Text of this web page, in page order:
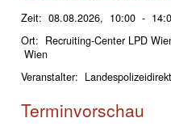
Zeit: 08.08.2026, 10:00 -
Ort: Recruiting-Center LPD
Wien
Veranstalter:
Terminvorschau